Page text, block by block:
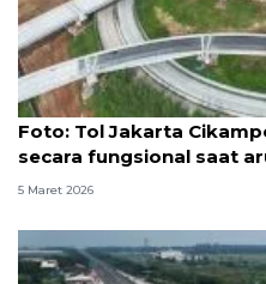
Foto
Foto: Tol Jakarta
secara fungsional saat
5 Maret 2026